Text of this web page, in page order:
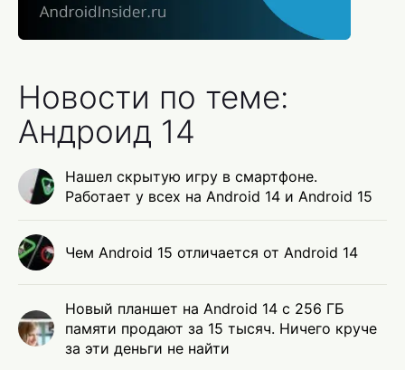
Новости по теме:
Андроид 14
Нашел скрытую игру в смартфоне.
Работает у всех на Android 14 и Android 15
Чем Android 15 отличается от Android 14
Новый планшет на Android 14 с 256 ГБ
памяти продают за 15 тысяч. Ничего круче
за эти деньги не найти